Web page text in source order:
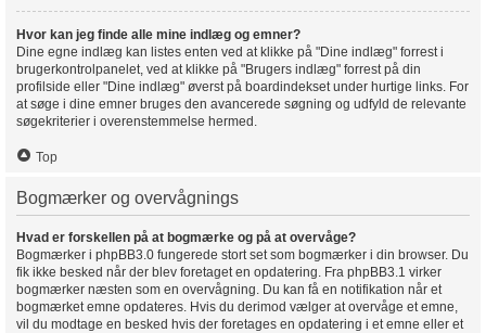
Hvor kan jeg finde alle mine indlæg og emner?
Dine egne indlæg kan listes enten ved at klikke på "Dine indlæg" forrest i
brugerkontrolpanelet, ved at klikke på "Brugers indlæg" forrest på din
profilside eller "Dine indlæg" øverst på boardindekset under hurtige links. For
at søge i dine emner bruges den avancerede søgning og udfyld de relevante
søgekriterier i overenstemmelse hermed.
Top
Bogmærker og overvågnings
Hvad er forskellen på at bogmærke og på at overvåge?
Bogmærker i phpBB3.0 fungerede stort set som bogmærker i din browser. Du
fik ikke besked når der blev foretaget en opdatering. Fra phpBB3.1 virker
bogmærker næsten som en overvågning. Du kan få en notifikation når et
bogmærket emne opdateres. Hvis du derimod vælger at overvåge et emne,
vil du modtage en besked hvis der foretages en opdatering i et emne eller et